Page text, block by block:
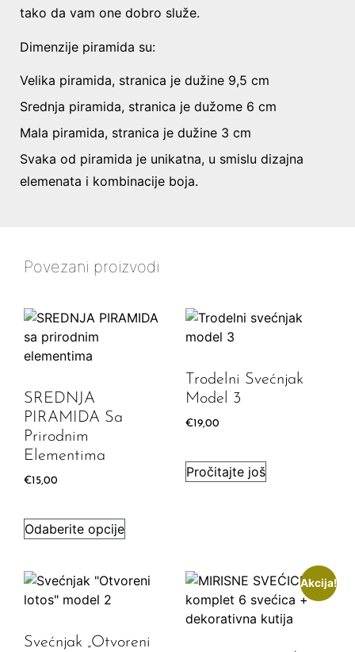
tako da vam one dobro služe.
Dimenzije piramida su:
Velika piramida, stranica je dužine 9,5 cm
Srednja piramida, stranica je dužome 6 cm
Mala piramida, stranica je dužine 3 cm
Svaka od piramida je unikatna, u smislu dizajna
elemenata i kombinacije boja.
Povezani proizvodi
SREDNJA
PIRAMIDA Sa
Prirodnim
Elementima
€15,00
Odaberite opcije
Trodelni Svećnjak
Model 3
€19,00
Pročitajte još
Svećnjak „Otvoreni
Akcija!